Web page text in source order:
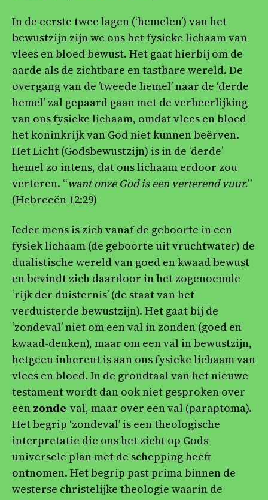
In de eerste twee lagen (‘hemelen’) van het
bewustzijn zijn we ons het fysieke lichaam van
vlees en bloed bewust. Het gaat hierbij om de
aarde als de zichtbare en tastbare wereld. De
overgang van de ’tweede hemel’ naar de ‘derde
hemel’ zal gepaard gaan met de verheerlijking
van ons fysieke lichaam, omdat vlees en bloed
het koninkrijk van God niet kunnen beërven.
Het Licht (Godsbewustzijn) is in de ‘derde’
hemel zo intens, dat ons lichaam erdoor zou
verteren. “want onze God is een verterend vuur.”
(Hebreeën 12:29)
Ieder mens is zich vanaf de geboorte in een
fysiek lichaam (de geboorte uit vruchtwater) de
dualistische wereld van goed en kwaad bewust
en bevindt zich daardoor in het zogenoemde
‘rijk der duisternis’ (de staat van het
verduisterde bewustzijn). Het gaat bij de
‘zondeval’ niet om een val in zonden (goed en
kwaad-denken), maar om een val in bewustzijn,
hetgeen inherent is aan ons fysieke lichaam van
vlees en bloed. In de grondtaal van het nieuwe
testament wordt dan ook niet gesproken over
een zonde-val, maar over een val (paraptoma).
Het begrip ‘zondeval’ is een theologische
interpretatie die ons het zicht op Gods
universele plan met de schepping heeft
ontnomen. Het begrip past prima binnen de
westerse christelijke theologie waarin de